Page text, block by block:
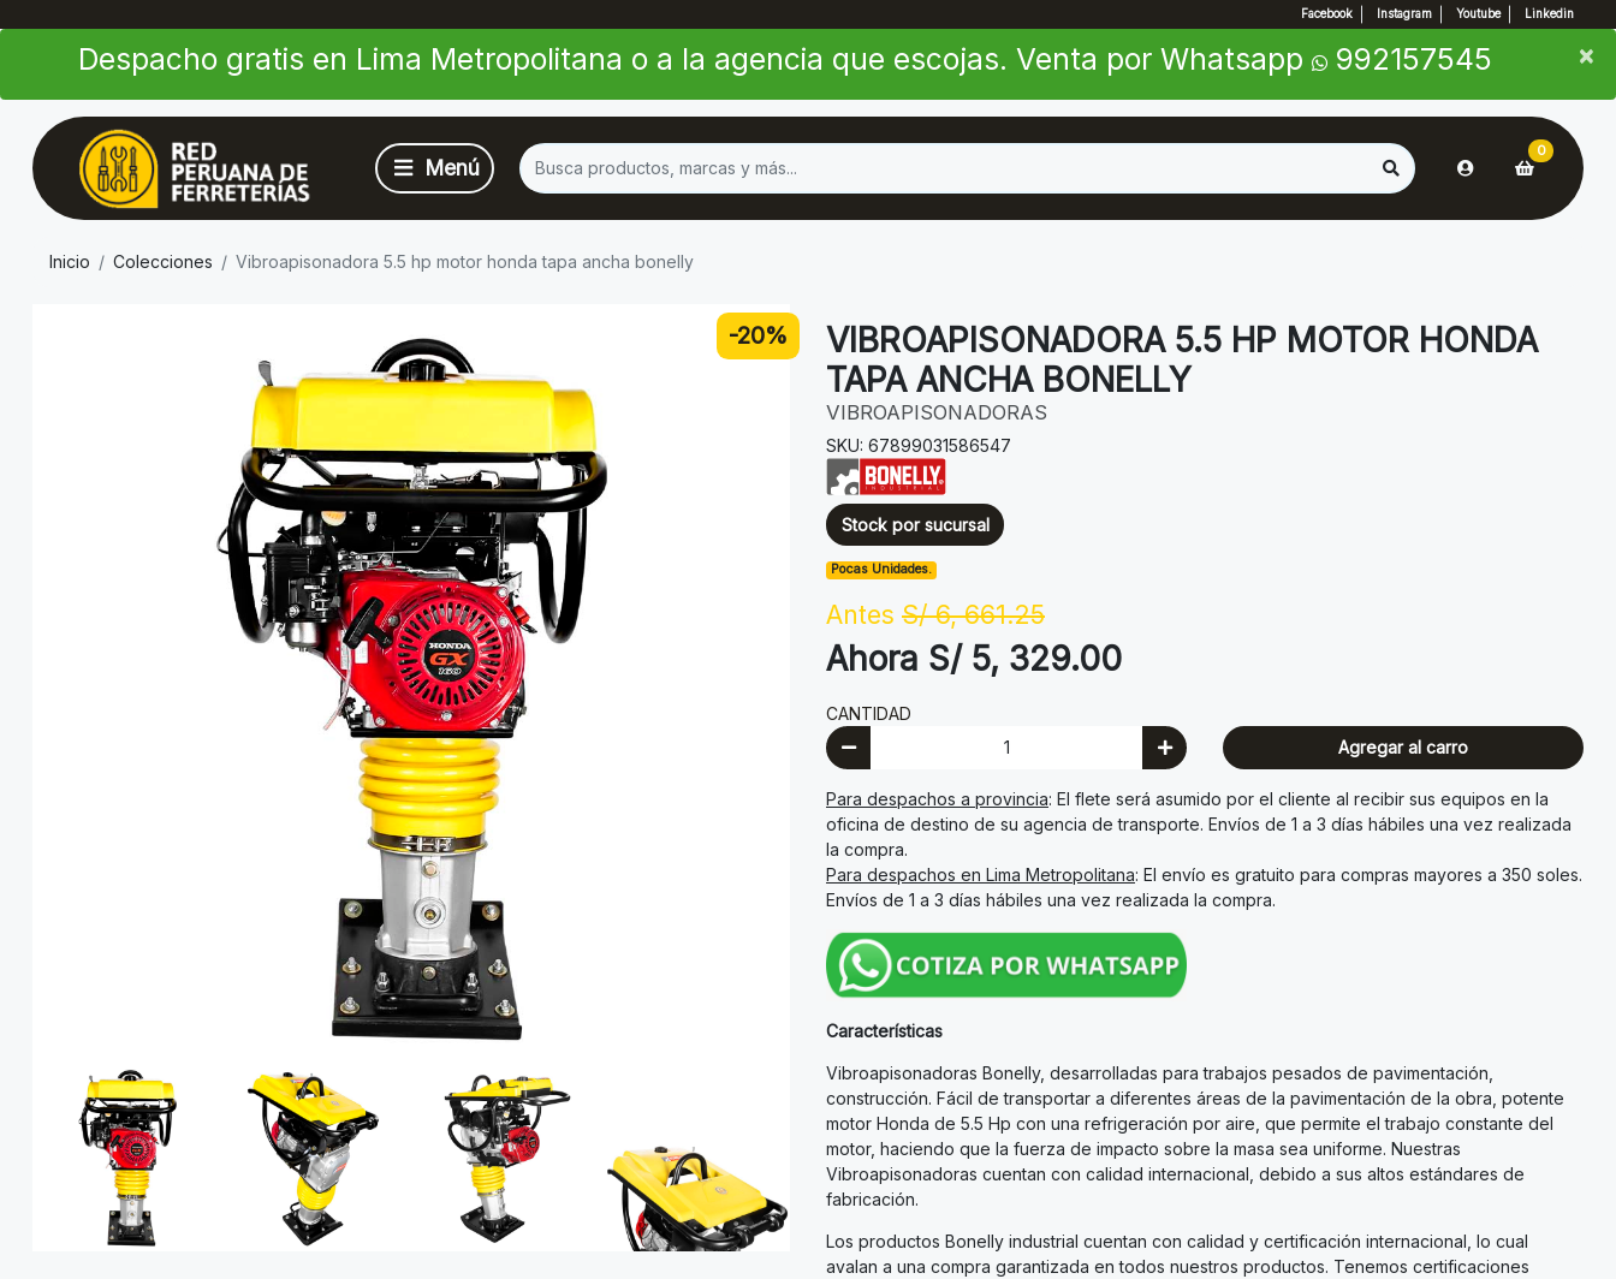
Facebook Instagram Youtube Linkedin
Despacho gratis en Lima Metropolitana o a la agencia que escojas. Venta por Whatsapp 992157545 ×
×
0
Inicio Colecciones Vibroapisonadora 5.5 hp motor honda tapa ancha bonelly
-20%
VIBROAPISONADORA 5.5 HP MOTOR HONDA
TAPA ANCHA BONELLY
VIBROAPISONADORAS
SKU: 67899031586547
Stock por sucursal
Pocas Unidades.
Antes S/ 6, 661.25
Ahora S/ 5, 329.00
CANTIDAD
Agregar al carro
Para despachos a provincia: El flete será asumido por el cliente al recibir sus equipos en la
oficina de destino de su agencia de transporte. Envíos de 1 a 3 días hábiles una vez realizada
la compra.
Para despachos en Lima Metropolitana: El envío es gratuito para compras mayores a 350 soles.
Envíos de 1 a 3 días hábiles una vez realizada la compra.
Características
Vibroapisonadoras Bonelly, desarrolladas para trabajos pesados de pavimentación,
construcción. Fácil de transportar a diferentes áreas de la pavimentación de la obra, potente
motor Honda de 5.5 Hp con una refrigeración por aire, que permite el trabajo constante del
motor, haciendo que la fuerza de impacto sobre la masa sea uniforme. Nuestras
Vibroapisonadoras cuentan con calidad internacional, debido a sus altos estándares de
fabricación.
Los productos Bonelly industrial cuentan con calidad y certificación internacional, lo cual
avalan a una compra garantizada en todos nuestros productos. Tenemos certificaciones